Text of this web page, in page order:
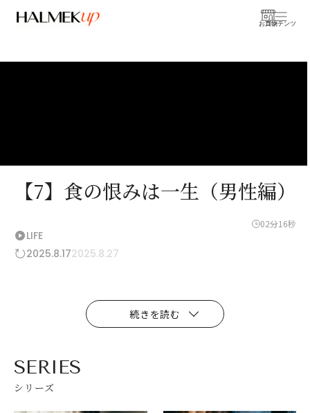
お買物
コンテンツ
【7】食の恨みは一生（男性編）
02分16秒
LIFE
2025.8.172025.8.27
続きを読む
SERIES
シリーズ